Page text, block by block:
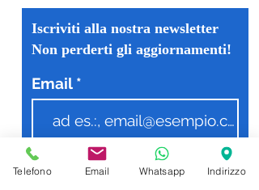
Iscriviti alla nostra newsletter
Non perderti gli aggiornamenti!
Email
Telefono Email Whatsapp Indirizzo